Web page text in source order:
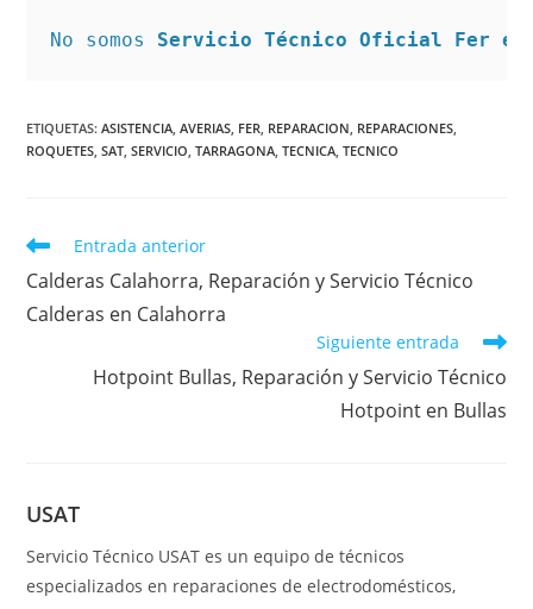
No somos Servicio Técnico Oficial Fer en
ETIQUETAS:ASISTENCIA, AVERIAS, FER, REPARACION, REPARACIONES,
ROQUETES, SAT, SERVICIO, TARRAGONA, TECNICA, TECNICO
Leer
más
artículos
Entrada anterior
Calderas Calahorra, Reparación y Servicio Técnico
Calderas en Calahorra
Siguiente entrada
Hotpoint Bullas, Reparación y Servicio Técnico
Hotpoint en Bullas
USAT
Servicio Técnico USAT es un equipo de técnicos
especializados en reparaciones de electrodomésticos,